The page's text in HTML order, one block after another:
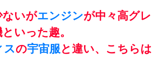
ないがエンジンが中々高グ
いった趣。
スの宇宙服と違い、こちら